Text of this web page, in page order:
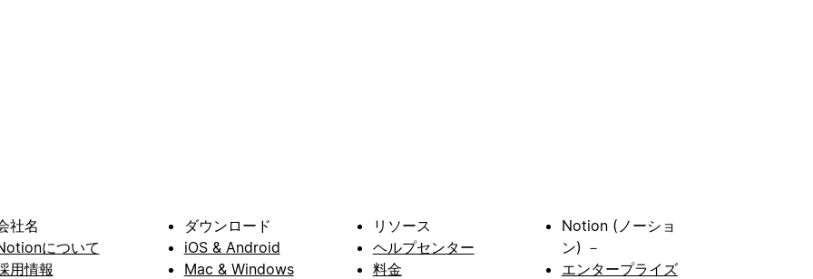
社名
について
用情報
ダウンロード
iOS & Android
Mac & Windows
リソース
ヘルプセンター
料金
Notion (ノーショ
ン) －
エンタープライズ